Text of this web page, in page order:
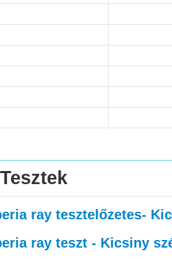
ray tesztelőzetes-
ray teszt - Kicsiny